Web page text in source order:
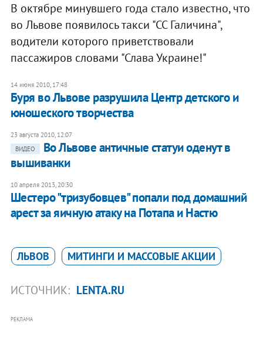
В октябре минувшего года стало известно, что
во Львове появилось такси "СС Галичина",
водители которого приветствовали
пассажиров словами "Слава Украине!"
14 июня 2010, 17:48
Буря во Львове разрушила Центр детского и
юношеского творчества
23 августа 2010, 12:07
ВИДЕО
Во Львове античные статуи оденут в
вышиванки
10 апреля 2013, 20:30
Шестеро "тризубовцев" попали под домашний
арест за яичную атаку на Потапа и Настю
ЛЬВОВ МИТИНГИ И МАССОВЫЕ АКЦИИ
ИСТОЧНИК: LENTA.RU
РЕКЛАМА